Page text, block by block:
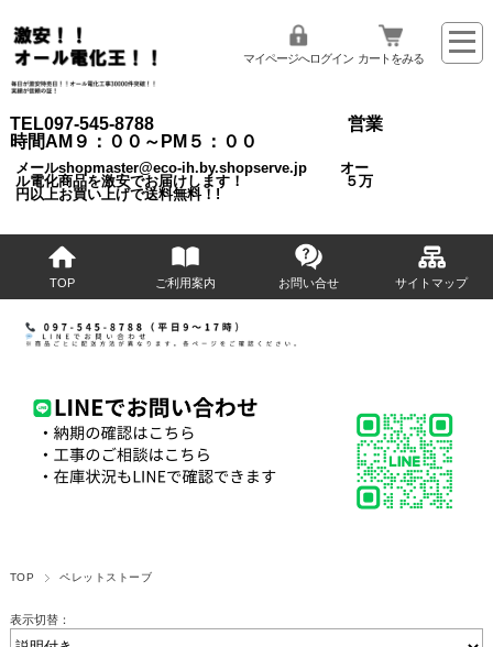
TEL097-545-8788 営業
時間AM９：００～PM５：００
メールshopmaster@eco-ih.by.shopserve.jp オー
ル電化商品を激安でお届けします！ ５万
円以上お買い上げで送料無料！!
マイページへログイン カートをみる
TOP ご利用案内 お問い合せ サイトマップ
TOP ペレットストーブ
表示切替：